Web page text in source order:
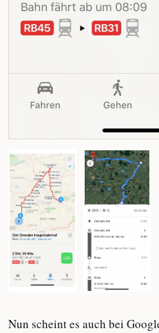
Nun scheint es auch bei